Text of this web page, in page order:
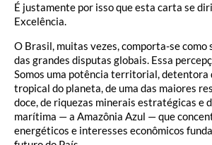
É justamente por isso que esta carta se
Excelência.
O Brasil, muitas vezes, comporta-se como
das grandes disputas globais. Essa
Somos uma potência territorial, detentora
tropical do planeta, de uma das maiores
doce, de riquezas minerais estratégicas e
marítima — a Amazônia Azul — que
energéticos e interesses econômicos